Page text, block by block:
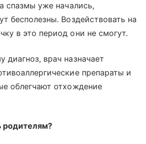
спазмы уже начались,
бесполезны. Воздействовать на
в это период они не смогут.
диагноз, врач назначает
препараты и
облегчают отхождение
родителям?